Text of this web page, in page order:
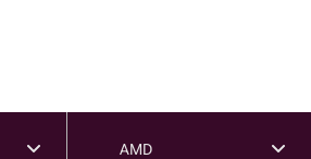
AMD